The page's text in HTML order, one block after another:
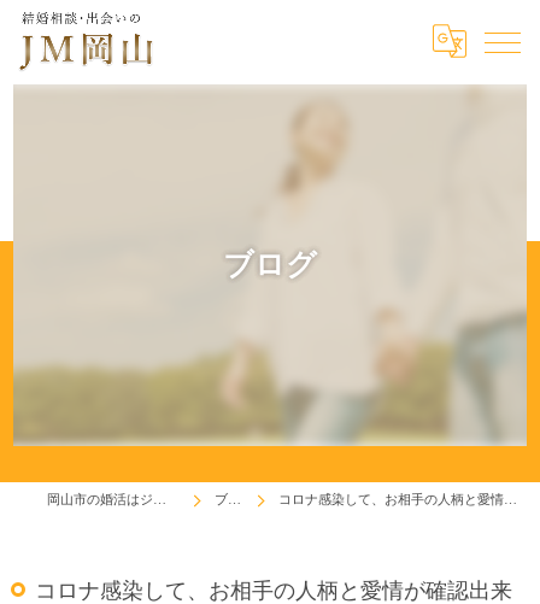
ブログ
ブログ コロナ感染して、お相手の人柄と愛情が確認出来ました(^^♪
コロナ感染して、お相手の人柄と愛情が確認出来